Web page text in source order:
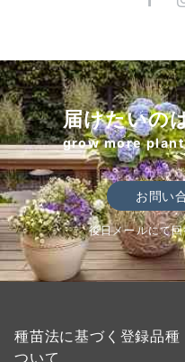
届けたいの
grow more
お問い
後日メールにて
種苗法に基づく登録品
ついて